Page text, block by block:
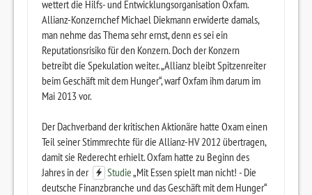
wettert die Hilfs- und Entwicklungsorganisation Oxfam.
Allianz-Konzernchef Michael Diekmann erwiderte damals,
man nehme das Thema sehr ernst, denn es sei ein
Reputationsrisiko für den Konzern. Doch der Konzern
betreibt die Spekulation weiter. „Allianz bleibt Spitzenreiter
beim Geschäft mit dem Hunger“, warf Oxfam ihm darum im
Mai 2013 vor.
Der Dachverband der kritischen Aktionäre hatte Oxam einen
Teil seiner Stimmrechte für die Allianz-HV 2012 übertragen,
damit sie Rederecht erhielt. Oxfam hatte zu Beginn des
Jahres in der
Studie„Mit Essen spielt man nicht! - Die
deutsche Finanzbranche und das Geschäft mit dem Hunger“